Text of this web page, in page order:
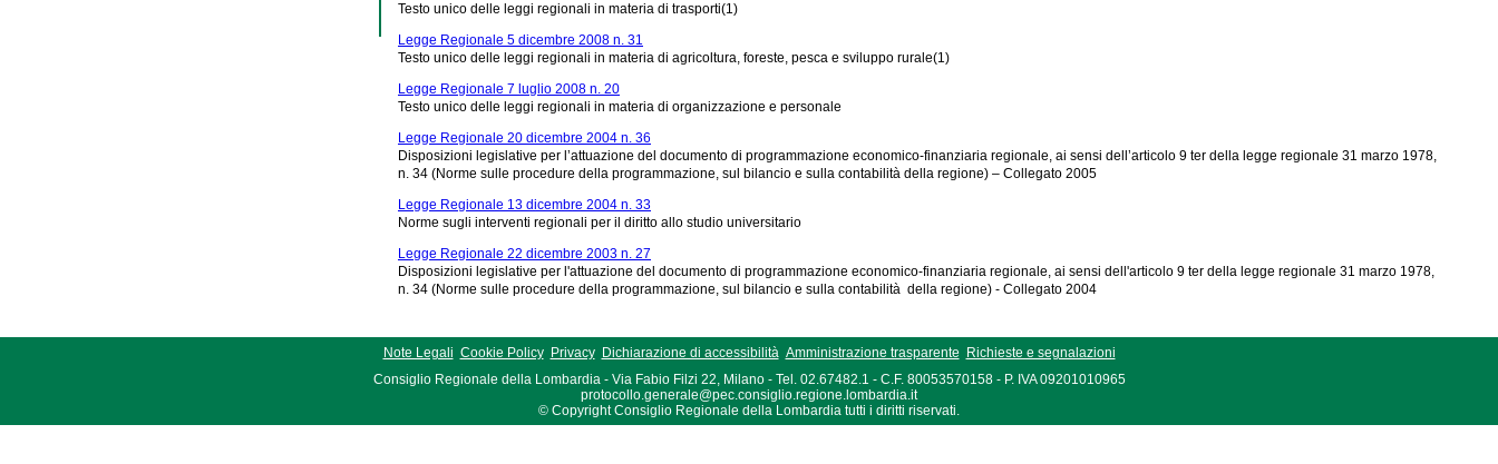
Testo unico delle leggi regionali in materia di trasporti(1)
Legge Regionale 5 dicembre 2008 n. 31
Testo unico delle leggi regionali in materia di agricoltura, foreste, pesca e sviluppo rurale(1)
Legge Regionale 7 luglio 2008 n. 20
Testo unico delle leggi regionali in materia di organizzazione e personale
Legge Regionale 20 dicembre 2004 n. 36
Disposizioni legislative per l’attuazione del documento di programmazione economico-finanziaria regionale, ai sensi dell’articolo 9 ter della legge regionale 31 marzo 1978,
n. 34 (Norme sulle procedure della programmazione, sul bilancio e sulla contabilità della regione) – Collegato 2005
Legge Regionale 13 dicembre 2004 n. 33
Norme sugli interventi regionali per il diritto allo studio universitario
Legge Regionale 22 dicembre 2003 n. 27
Disposizioni legislative per l'attuazione del documento di programmazione economico-finanziaria regionale, ai sensi dell'articolo 9 ter della legge regionale 31 marzo 1978,
n. 34 (Norme sulle procedure della programmazione, sul bilancio e sulla contabilità della regione) - Collegato 2004
Note Legali Cookie Policy Privacy Dichiarazione di accessibilità Amministrazione trasparente
Richieste e segnalazioni
Consiglio Regionale della Lombardia - Via Fabio Filzi 22, Milano - Tel. 02.67482.1 - C.F. 80053570158 - P. IVA 09201010965
protocollo.generale@pec.consiglio.regione.lombardia.it
© Copyright Consiglio Regionale della Lombardia tutti i diritti riservati.